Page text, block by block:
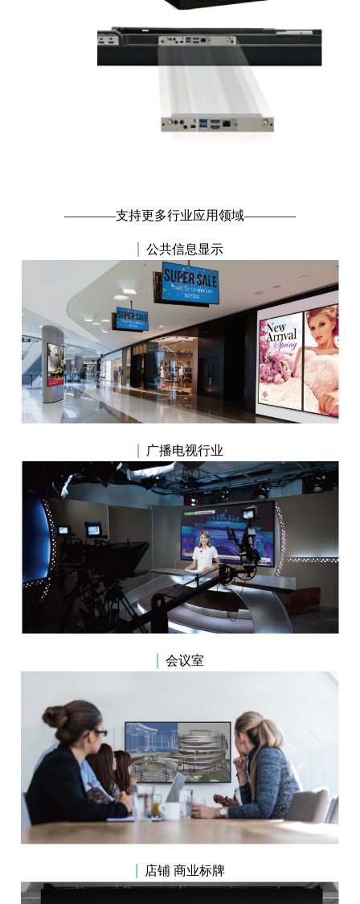
————支持更多行业应用领域————
| 公共信息显示
| 广播电视行业
| 会议室
| 店铺 商业标牌